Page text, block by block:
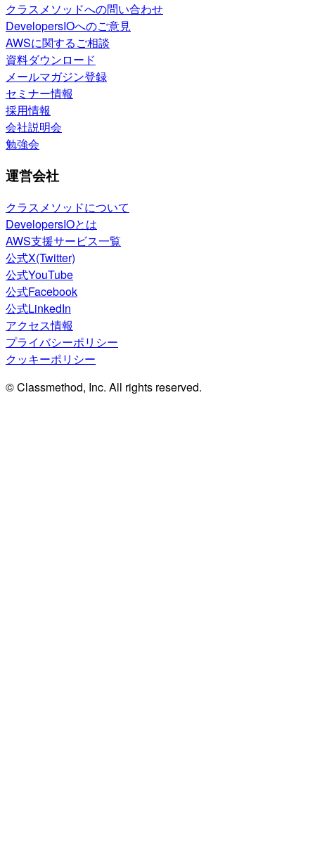
クラスメソッドへの問い合わせ
DevelopersIOへのご意見
AWSに関するご相談
資料ダウンロード
メールマガジン登録
セミナー情報
採用情報
会社説明会
勉強会
運営会社
クラスメソッドについて
DevelopersIOとは
AWS支援サービス一覧
公式X(Twitter)
公式YouTube
公式Facebook
公式LinkedIn
アクセス情報
プライバシーポリシー
クッキーポリシー
© Classmethod, Inc. All rights reserved.